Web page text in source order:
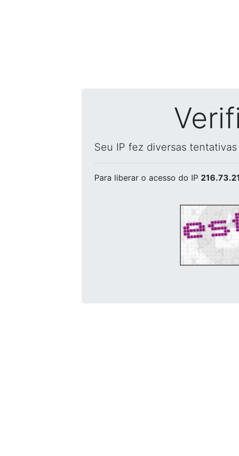
Seu IP fez diversas
Para liberar o acesso do IP